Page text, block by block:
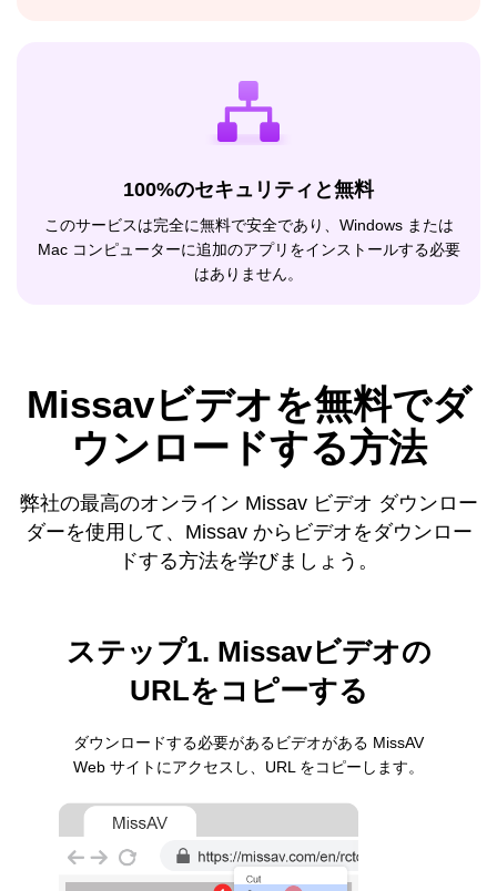
100%のセキュリティと無料
このサービスは完全に無料で安全であり、Windows または
Mac コンピューターに追加のアプリをインストールする必要
はありません。
Missavビデオを無料でダ
ウンロードする方法
弊社の最高のオンライン Missav ビデオ ダウンロー
ダーを使用して、Missav からビデオをダウンロー
ドする方法を学びましょう。
ステップ1. Missavビデオの
URLをコピーする
ダウンロードする必要があるビデオがある MissAV
Web サイトにアクセスし、URL をコピーします。